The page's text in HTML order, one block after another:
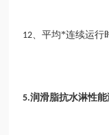
12 、平均*连续运行
5.润滑脂抗水淋性能